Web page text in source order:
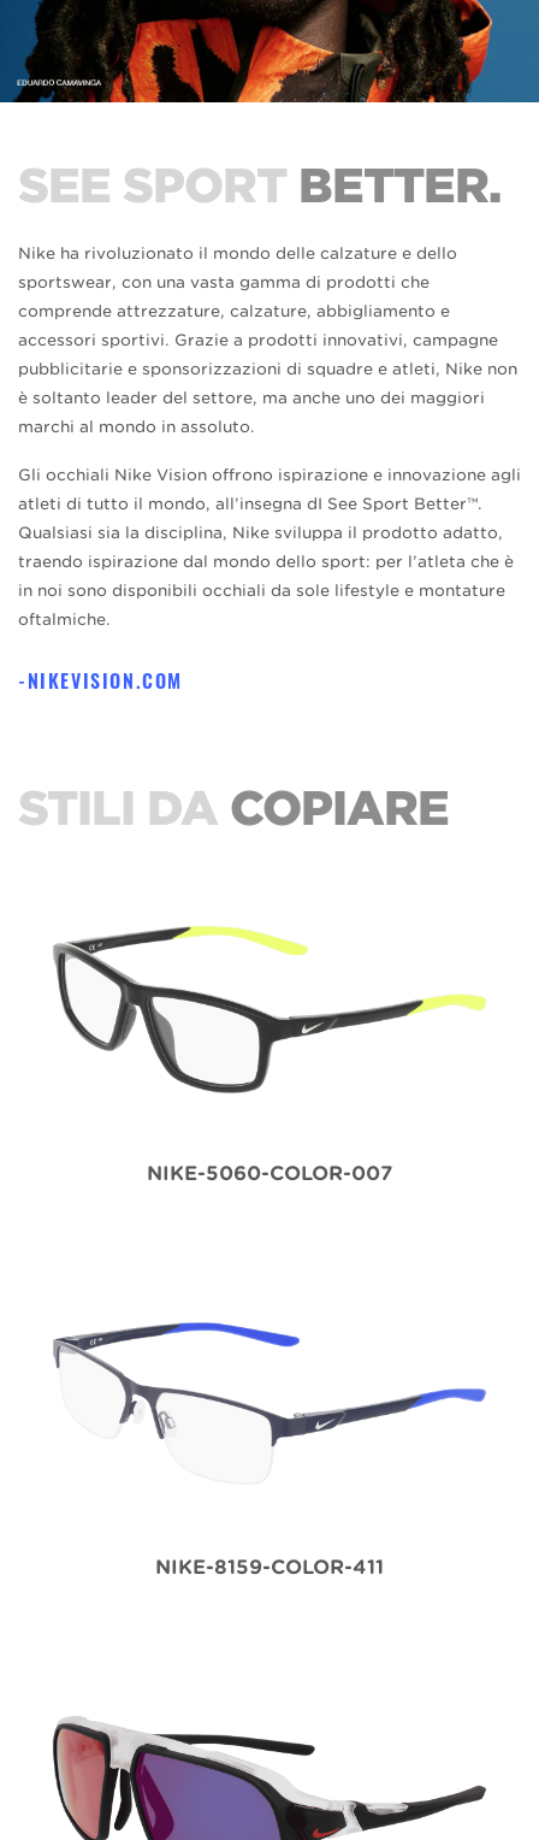
SEE SPORT BETTER.
Nike ha rivoluzionato il mondo delle calzature e dello
sportswear, con una vasta gamma di prodotti che
comprende attrezzature, calzature, abbigliamento e
accessori sportivi. Grazie a prodotti innovativi, campagne
pubblicitarie e sponsorizzazioni di squadre e atleti, Nike non
è soltanto leader del settore, ma anche uno dei maggiori
marchi al mondo in assoluto.
Gli occhiali Nike Vision offrono ispirazione e innovazione agli
atleti di tutto il mondo, all’insegna dI See Sport Better™.
Qualsiasi sia la disciplina, Nike sviluppa il prodotto adatto,
traendo ispirazione dal mondo dello sport: per l’atleta che è
in noi sono disponibili occhiali da sole lifestyle e montature
oftalmiche.
NIKEVISION.COM
STILI DA COPIARE
NIKE-5060-COLOR-007
NIKE-8159-COLOR-411